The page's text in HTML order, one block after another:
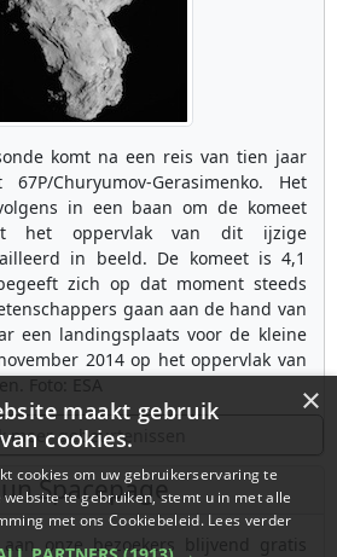
komt na een reis van tien jaar
Churyumov-Gerasimenko. Het
in een baan om de komeet
het oppervlak van dit ijzige
in beeld. De komeet is 4,1
zich op dat moment steeds
gaan aan de hand van
een landingsplaats voor de kleine
2014 op het oppervlak van
meer gebeurtenissen
Spacepage
onze bezoekers blijvend gratis
×
maakt gebruik
van cookies.
cookies om uw gebruikerservaring te
te gebruiken, stemt u in met alle
met ons Cookiebeleid. Lees verder